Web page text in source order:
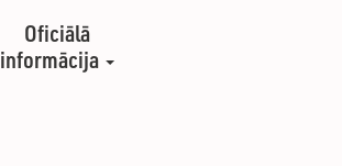
Oficiālā
informācija